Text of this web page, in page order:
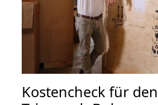
Kostencheck für